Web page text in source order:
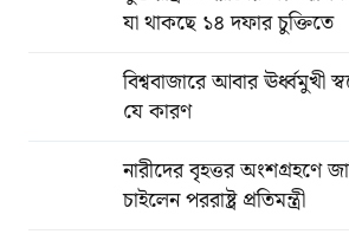
যা থাকছে ১৪ দফার চুক্তিতে
বিশ্ববাজারে আবার ঊর্ধ্বমুখী
যে কারণ
নারীদের বৃহত্তর অংশগ্রহণে
চাইলেন পররাষ্ট্র প্রতিমন্ত্রী